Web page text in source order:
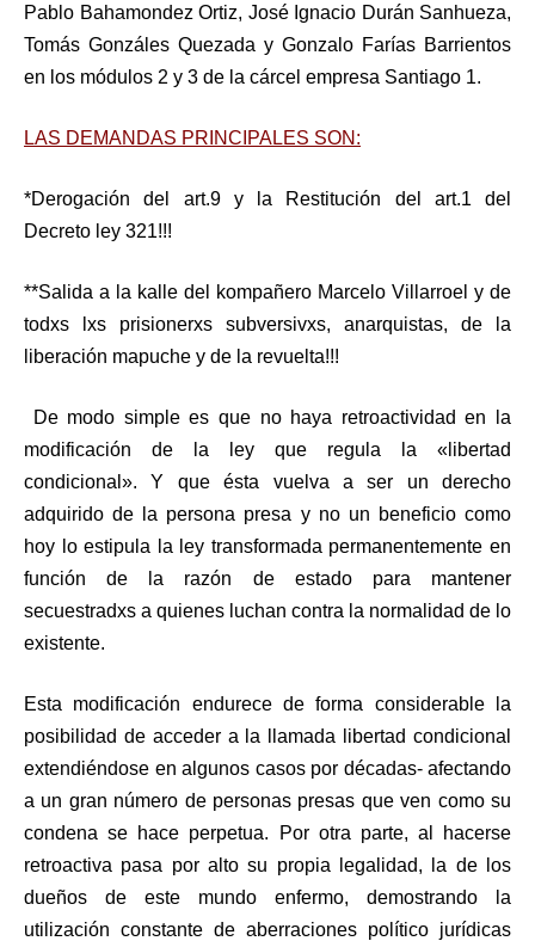
Pablo Bahamondez Ortiz, José Ignacio Durán Sanhueza,
Tomás Gonzáles Quezada y Gonzalo Farías Barrientos
en los módulos 2 y 3 de la cárcel empresa Santiago 1.
LAS DEMANDAS PRINCIPALES SON:
*Derogación del art.9 y la Restitución del art.1 del
Decreto ley 321!!!
**Salida a la kalle del kompañero Marcelo Villarroel y de
todxs lxs prisionerxs subversivxs, anarquistas, de la
liberación mapuche y de la revuelta!!!
De modo simple es que no haya retroactividad en la
modificación de la ley que regula la «libertad
condicional». Y que ésta vuelva a ser un derecho
adquirido de la persona presa y no un beneficio como
hoy lo estipula la ley transformada permanentemente en
función de la razón de estado para mantener
secuestradxs a quienes luchan contra la normalidad de lo
existente.
Esta modificación endurece de forma considerable la
posibilidad de acceder a la llamada libertad condicional
extendiéndose en algunos casos por décadas- afectando
a un gran número de personas presas que ven como su
condena se hace perpetua. Por otra parte, al hacerse
retroactiva pasa por alto su propia legalidad, la de los
dueños de este mundo enfermo, demostrando la
utilización constante de aberraciones político jurídicas